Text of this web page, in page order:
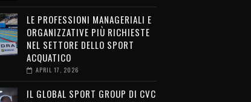
LE PROFESSIONI MANAGERIALI E
ORGANIZZATIVE PIÙ RICHIESTE
NEL SETTORE DELLO SPORT
ACQUATICO
APRIL 17, 2026
IL GLOBAL SPORT GROUP DI CVC